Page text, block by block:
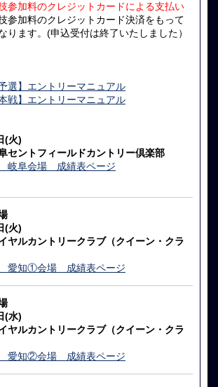
参加料のクレジットカードによる支払い
参加料のクレジットカード決済をもって
ります。(申込受付は終了いたしました）
選】エントリーマニュアル
戦】エントリーマニュアル
(火)
セントフィールドカントリー倶楽部
岐阜会場 成績表ページ
(火)
ヤルカントリークラブ（クイーン・クラ
愛知①会場 成績表ページ
(水)
ヤルカントリークラブ（クイーン・クラ
愛知②会場 成績表ページ